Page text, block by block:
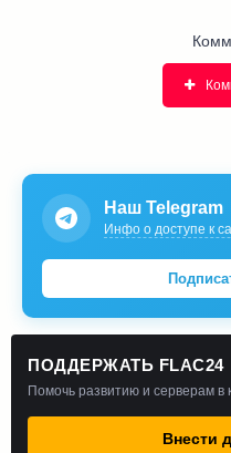
Наш Telegram
Инфо о доступе к
ПОДДЕРЖАТЬ FLAC24
Помочь развитию и серверам в
Внести